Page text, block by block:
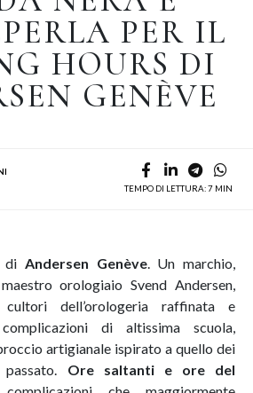
PER IL
HOURS DI
GENÈVE
TEMPO DI LETTURA: 7 MIN
di Andersen Genève. Un marchio,
orologiaio Svend Andersen,
dell’orologeria raffinata e
di altissima scuola,
artigianale ispirato a quello dei
Ore saltanti e ore del